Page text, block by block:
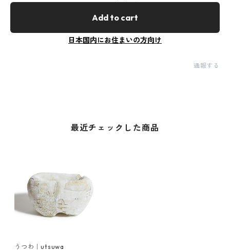
Add to cart
日本国内にお住まいの方向け
通報する
最近チェックした商品
うつわ｜utsuwa